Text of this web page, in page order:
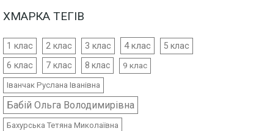
ХМАРКА ТЕГІВ
1 клас 2 клас 3 клас 4 клас 5 клас
6 клас 7 клас 8 клас 9 клас
Іванчак Руслана Іванівна
Бабій Ольга Володимирівна
Бахурська Тетяна Миколаївна